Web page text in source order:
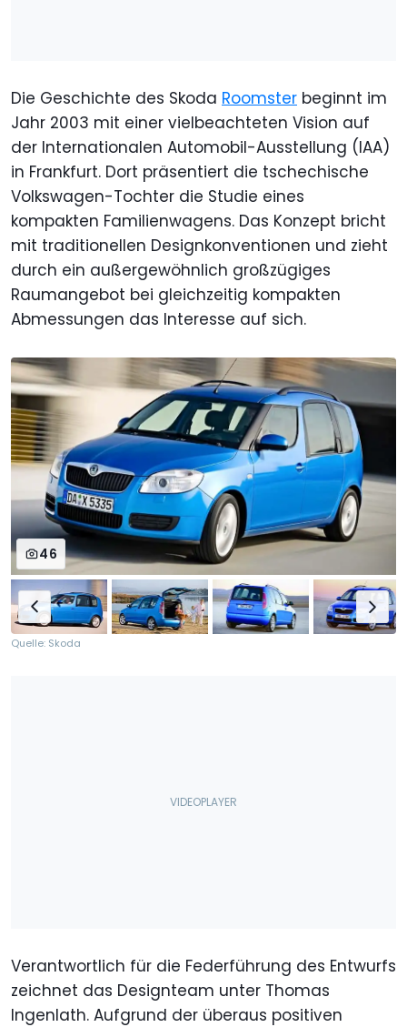
Die Geschichte des Skoda Roomster beginnt im
Jahr 2003 mit einer vielbeachteten Vision auf
der Internationalen Automobil-Ausstellung (IAA)
in Frankfurt. Dort präsentiert die tschechische
Volkswagen-Tochter die Studie eines
kompakten Familienwagens. Das Konzept bricht
mit traditionellen Designkonventionen und zieht
durch ein außergewöhnlich großzügiges
Raumangebot bei gleichzeitig kompakten
Abmessungen das Interesse auf sich.
46
Quelle: Skoda
Verantwortlich für die Federführung des Entwurfs
zeichnet das Designteam unter Thomas
Ingenlath. Aufgrund der überaus positiven